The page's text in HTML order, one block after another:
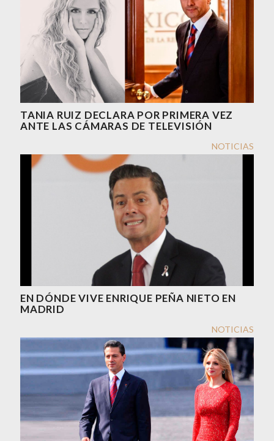
TANIA RUIZ DECLARA POR PRIMERA VEZ
ANTE LAS CÁMARAS DE TELEVISIÓN
NOTICIAS
EN DÓNDE VIVE ENRIQUE PEÑA NIETO EN
MADRID
NOTICIAS